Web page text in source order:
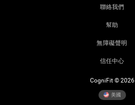
聯絡我們
幫助
無障礙聲明
信任中心
CogniFit © 2026
美國